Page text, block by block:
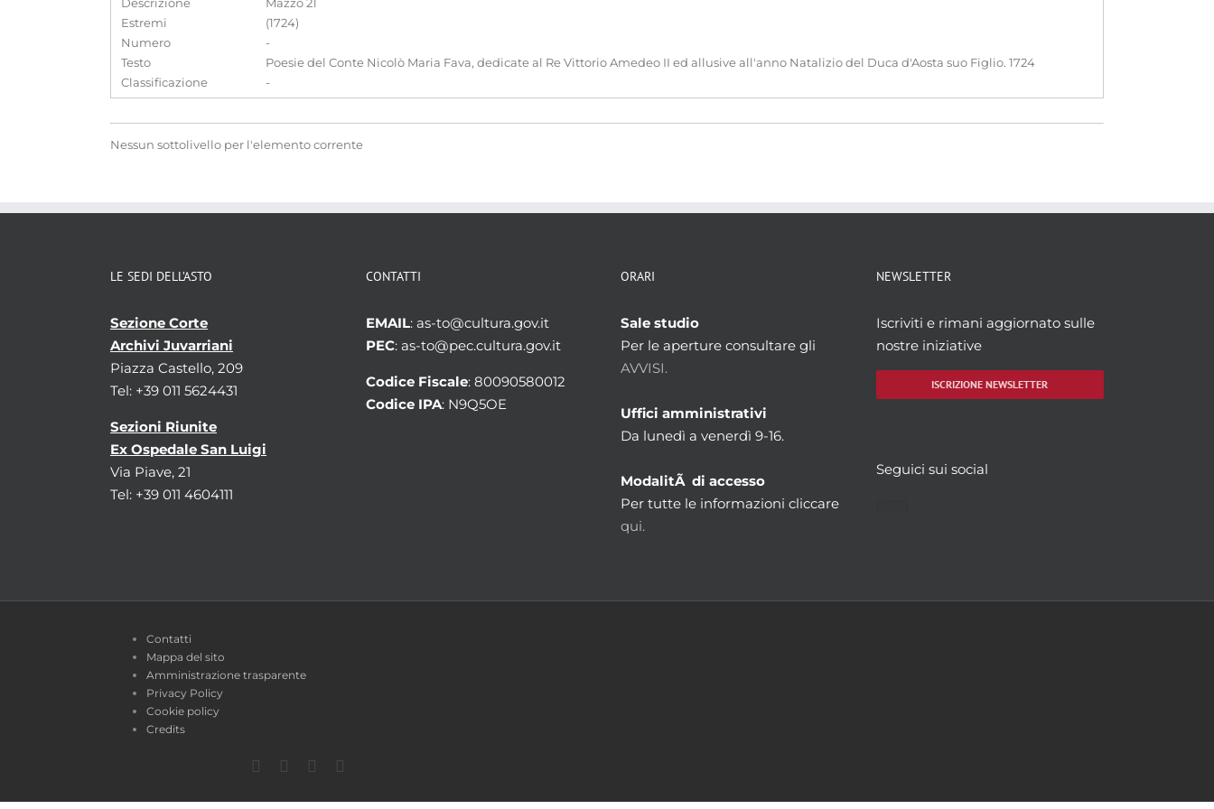
Descrizione
Mazzo 21
Estremi
(1724)
Numero
-
Testo
Poesie del Conte Nicolò Maria Fava, dedicate al Re Vittorio Amedeo II ed allusive all'anno Natalizio del Duca d'Aosta suo Figlio. 1724
Classificazione
-
Nessun sottolivello per l'elemento corrente
LE SEDI DELL’ASTO
Sezione Corte
Archivi Juvarriani
Piazza Castello, 209
Tel: +39 011 5624431
Sezioni Riunite
Ex Ospedale San Luigi
Via Piave, 21
Tel: +39 011 4604111
CONTATTI
EMAIL: as-to@cultura.gov.it
PEC: as-to@pec.cultura.gov.it
Codice Fiscale: 80090580012
Codice IPA: N9Q5OE
ORARI
Sale studio
Per le aperture consultare gli
AVVISI.
Uffici amministrativi
Da lunedì a venerdì 9-16.
ModalitÃ di accesso
Per tutte le informazioni cliccare
qui.
NEWSLETTER
Iscriviti e rimani aggiornato sulle
nostre iniziative
ISCRIZIONE NEWSLETTER
Seguici sui social
Contatti
Mappa del sito
Amministrazione trasparente
Privacy Policy
Cookie policy
Credits
Facebook
TwitterYouTube